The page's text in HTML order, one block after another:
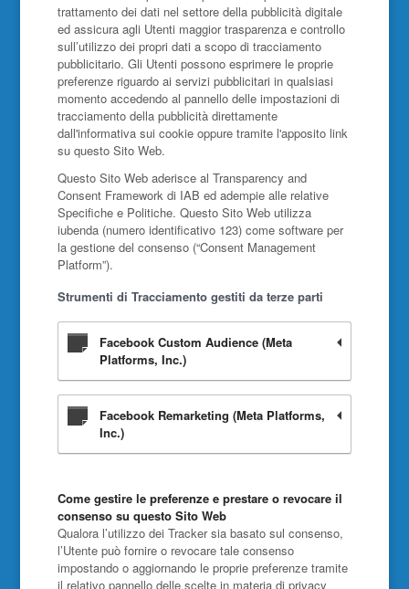
trattamento dei dati nel settore della pubblicità digitale
ed assicura agli Utenti maggior trasparenza e controllo
sull’utilizzo dei propri dati a scopo di tracciamento
pubblicitario. Gli Utenti possono esprimere le proprie
preferenze riguardo ai servizi pubblicitari in qualsiasi
momento accedendo al pannello delle impostazioni di
tracciamento della pubblicità direttamente
dall'informativa sui cookie oppure tramite l'apposito link
su questo Sito Web.
Questo Sito Web aderisce al Transparency and
Consent Framework di IAB ed adempie alle relative
Specifiche e Politiche. Questo Sito Web utilizza
iubenda (numero identificativo 123) come software per
la gestione del consenso (“Consent Management
Platform”).
Strumenti di Tracciamento gestiti da terze parti
Facebook Custom Audience (Meta
Platforms, Inc.)
Facebook Remarketing (Meta Platforms,
Inc.)
Come gestire le preferenze e prestare o revocare il
consenso su questo Sito Web
Qualora l’utilizzo dei Tracker sia basato sul consenso,
l’Utente può fornire o revocare tale consenso
impostando o aggiornando le proprie preferenze tramite
il relativo pannello delle scelte in materia di privacy